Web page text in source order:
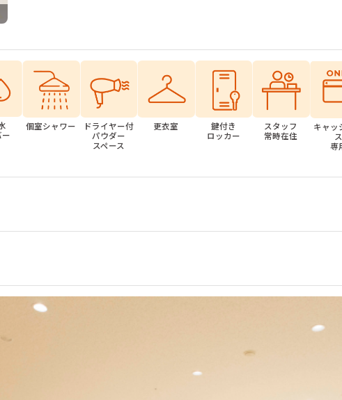
個室シャワー
ドライヤー付
パウダー
スペース
更衣室
鍵付き
ロッカー
スタッフ
常時在住
キャッ
ス
専